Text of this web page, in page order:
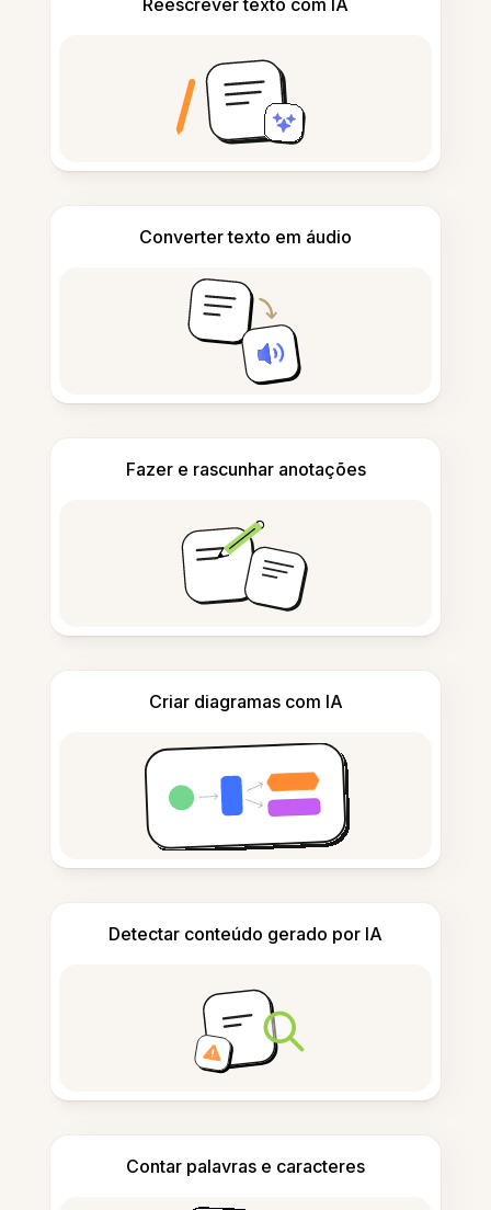
Reescrever texto com IA
Converter texto em áudio
Fazer e rascunhar anotações
Criar diagramas com IA
Detectar conteúdo gerado por IA
Contar palavras e caracteres